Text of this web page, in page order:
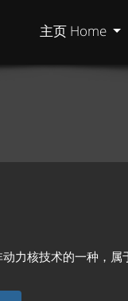
主页 Home
核技术的一种，属于